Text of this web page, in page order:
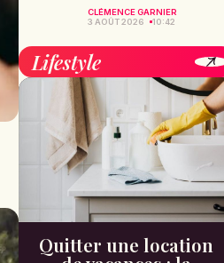
CLÉMENCE GARNIER
3 AOÛT 2026
10:42
Lifestyle
Quitter une location